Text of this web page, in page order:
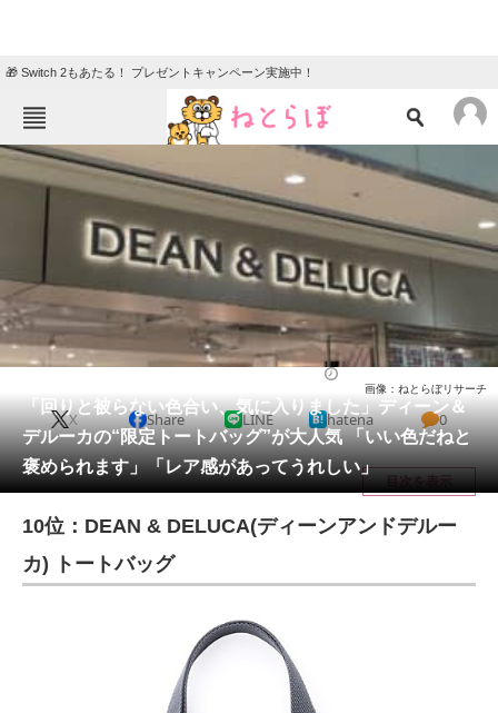
🎁 Switch 2もあたる！ プレゼントキャンペーン実施中！
ねとらぼメニュー
TOP ニュース
クイズ
地域
住まい 教育・育児
動物 リサーチ
会員記事
メディア
注目記事を集めた総合ページ
進化するPCとデバイスの未来
好きが集まる 比べて選べる
「回りと被らない色合い、気に入りました」ディーン＆
デルーカの“限定トートバッグ”が大人気 「いい色だねと
褒められます」「レア感があってうれしい」
画像：ねとらぼリサーチ
X Share LINE hatena 0
目次を表示
10位：DEAN & DELUCA(ディーンアンドデルー
カ) トートバッグ